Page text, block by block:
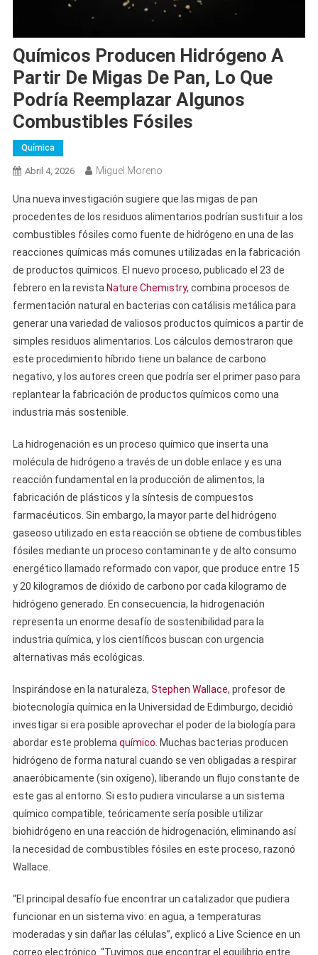
Químicos Producen Hidrógeno A
Partir De Migas De Pan, Lo Que
Podría Reemplazar Algunos
Combustibles Fósiles
Química
Abril 4, 2026 Miguel Moreno
Una nueva investigación sugiere que las migas de pan
procedentes de los residuos alimentarios podrían sustituir a los
combustibles fósiles como fuente de hidrógeno en una de las
reacciones químicas más comunes utilizadas en la fabricación
de productos químicos. El nuevo proceso, publicado el 23 de
febrero en la revista Nature Chemistry, combina procesos de
fermentación natural en bacterias con catálisis metálica para
generar una variedad de valiosos productos químicos a partir de
simples residuos alimentarios. Los cálculos demostraron que
este procedimiento híbrido tiene un balance de carbono
negativo, y los autores creen que podría ser el primer paso para
replantear la fabricación de productos químicos como una
industria más sostenible.
La hidrogenación es un proceso químico que inserta una
molécula de hidrógeno a través de un doble enlace y es una
reacción fundamental en la producción de alimentos, la
fabricación de plásticos y la síntesis de compuestos
farmacéuticos. Sin embargo, la mayor parte del hidrógeno
gaseoso utilizado en esta reacción se obtiene de combustibles
fósiles mediante un proceso contaminante y de alto consumo
energético llamado reformado con vapor, que produce entre 15
y 20 kilogramos de dióxido de carbono por cada kilogramo de
hidrógeno generado. En consecuencia, la hidrogenación
representa un enorme desafío de sostenibilidad para la
industria química, y los científicos buscan con urgencia
alternativas más ecológicas.
Inspirándose en la naturaleza, Stephen Wallace, profesor de
biotecnología química en la Universidad de Edimburgo, decidió
investigar si era posible aprovechar el poder de la biología para
abordar este problema químico . Muchas bacterias producen
hidrógeno de forma natural cuando se ven obligadas a respirar
anaeróbicamente (sin oxígeno), liberando un flujo constante de
este gas al entorno. Si esto pudiera vincularse a un sistema
químico compatible, teóricamente sería posible utilizar
biohidrógeno en una reacción de hidrogenación, eliminando así
la necesidad de combustibles fósiles en este proceso, razonó
Wallace.
“El principal desafío fue encontrar un catalizador que pudiera
funcionar en un sistema vivo: en agua, a temperaturas
moderadas y sin dañar las células”, explicó a Live Science en un
correo electrónico. “Tuvimos que encontrar el equilibrio entre